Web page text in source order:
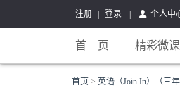
注册 登录 个人中
首 页 精彩微课
首页 > 英语（Join In）（三